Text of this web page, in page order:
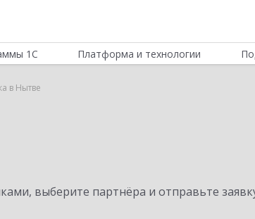
1С Платформа и технологии
в Нытве
выберите партнёра и отправьте